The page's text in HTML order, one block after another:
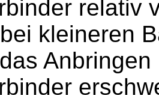
relativ
kleineren